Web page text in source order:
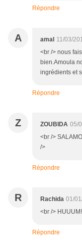
Répondre
A amal 11/03/
<br /> nous
bien.Amoula
ingrédients et
Répondre
Z ZOUBIDA 05/
<br />
/>
Répondre
R Rachida 01/
<br />
Répondre